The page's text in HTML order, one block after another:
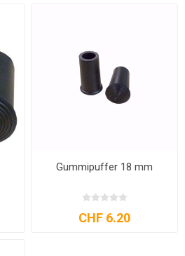
Gummipuffer 18 mm
CHF 6.20